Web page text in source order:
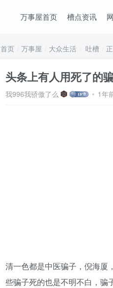
万事屋首页 槽点资讯
首页 万事屋 大众生活 吐槽
头条上有人用死了的
我996我骄傲了么 1年
清一色都是中医骗子，倪海厦
些骗子死的也是不明不白，骗